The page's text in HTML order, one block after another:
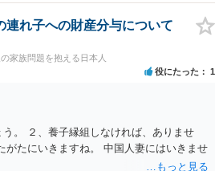
連れ子への財産分与について
家族問題を抱える日本人
役にたった 1
う。 ２、養子縁組しなければ、ありませ
がたにいきますね。 中国人妻にはいきませ